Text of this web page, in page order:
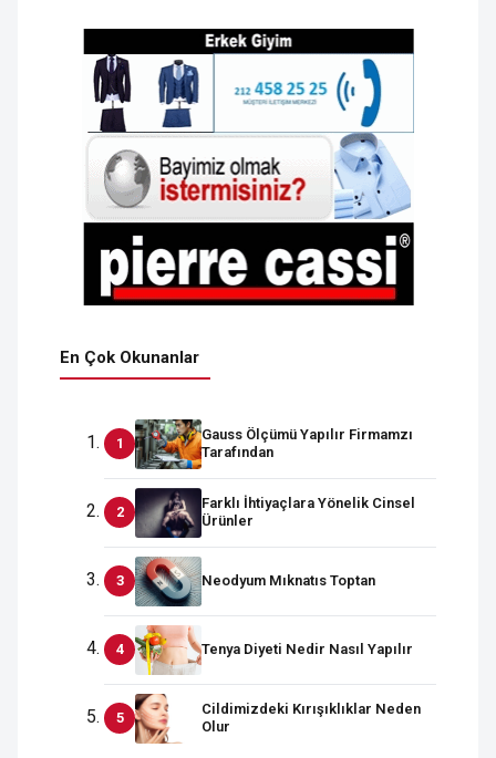
En Çok Okunanlar
Gauss Ölçümü Yapılır Firmamzı
Tarafından
Farklı İhtiyaçlara Yönelik Cinsel
Ürünler
Neodyum Mıknatıs Toptan
Tenya Diyeti Nedir Nasıl Yapılır
Cildimizdeki Kırışıklıklar Neden
Olur